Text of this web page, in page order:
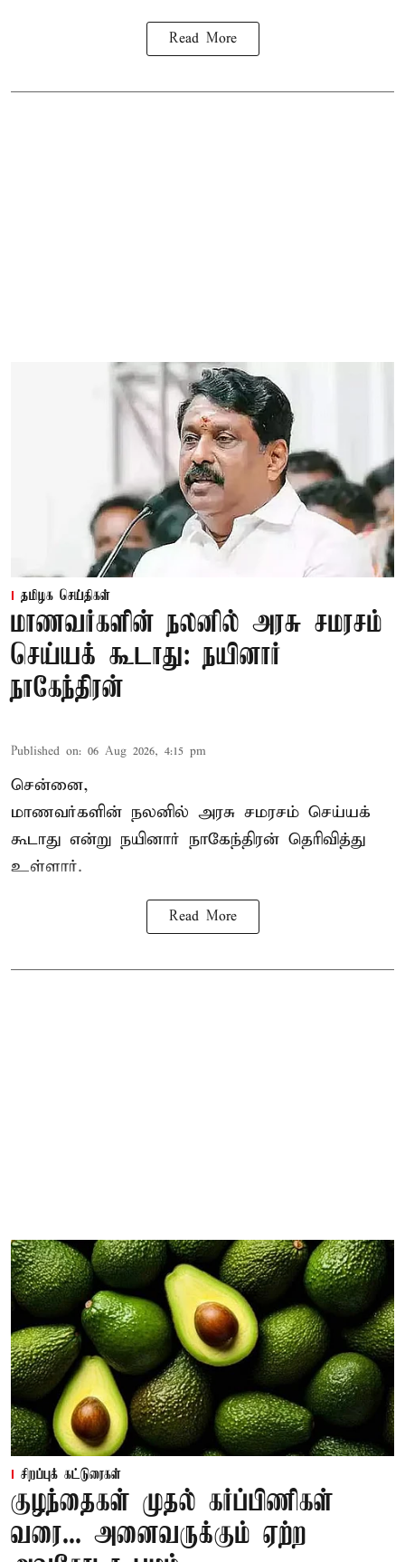
Read More
தமிழக செய்திகள்
மாணவர்களின் நலனில் அரசு சமரசம்
செய்யக் கூடாது: நயினார்
நாகேந்திரன்
Published on: 06 Aug 2026, 4:15 pm
சென்னை,
மாணவர்களின் நலனில் அரசு சமரசம் செய்யக்
கூடாது என்று நயினார் நாகேந்திரன் தெரிவித்து
உள்ளார்.
Read More
சிறப்புக் கட்டுரைகள்
குழந்தைகள் முதல் கர்ப்பிணிகள்
வரை... அனைவருக்கும் ஏற்ற